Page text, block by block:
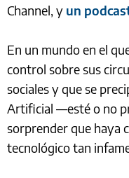
Channel, y un
En un mundo en el
control sobre sus
sociales y que se
Artificial —esté o no
sorprender que haya
tecnológico tan